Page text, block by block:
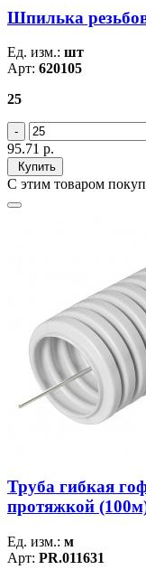
Шпилька
Ед. изм.: шт
Арт: 620105
25
95.71 р.
Купить
С этим товаром
Труба гибкая
протяжкой
Ед. изм.: м
Арт: PR.011631